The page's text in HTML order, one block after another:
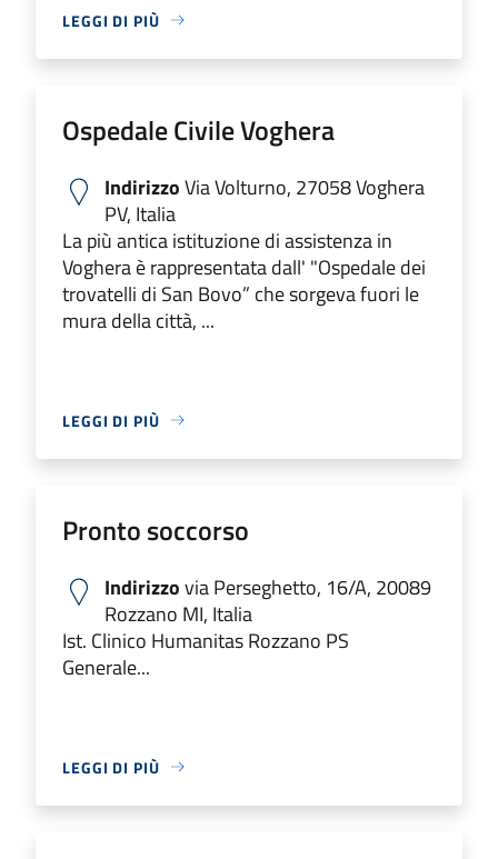
LEGGI DI PIÙ
Ospedale Civile Voghera
IndirizzoVia Volturno, 27058 Voghera
PV, Italia
La più antica istituzione di assistenza in
Voghera è rappresentata dall' "Ospedale dei
trovatelli di San Bovo” che sorgeva fuori le
mura della città, ...
LEGGI DI PIÙ
Pronto soccorso
Indirizzovia Perseghetto, 16/A, 20089
Rozzano MI, Italia
Ist. Clinico Humanitas Rozzano PS
Generale...
LEGGI DI PIÙ